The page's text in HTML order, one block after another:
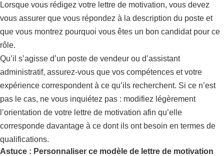
Lorsque vous rédigez votre lettre de motivation, vous devez
vous assurer que vous répondez à la description du poste et
que vous montrez pourquoi vous êtes un bon candidat pour ce
rôle.
Qu’il s’agisse d’un poste de vendeur ou d’assistant
administratif, assurez-vous que vos compétences et votre
expérience correspondent à ce qu’ils recherchent. Si ce n’est
pas le cas, ne vous inquiétez pas : modifiez légèrement
l’orientation de votre lettre de motivation afin qu’elle
corresponde davantage à ce dont ils ont besoin en termes de
qualifications.
Astuce : Personnaliser ce modèle de lettre de motivation